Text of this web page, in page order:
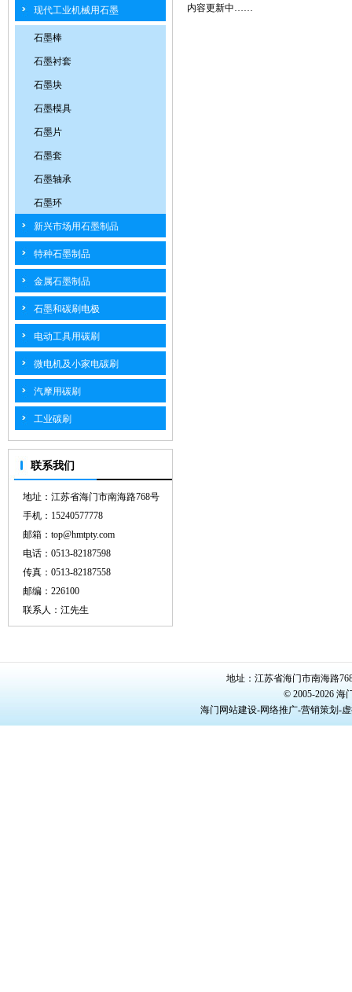
现代工业机械用石墨
石墨棒
石墨衬套
石墨块
石墨模具
石墨片
石墨套
石墨轴承
石墨环
新兴市场用石墨制品
特种石墨制品
金属石墨制品
石墨和碳刷电极
电动工具用碳刷
微电机及小家电碳刷
汽摩用碳刷
工业碳刷
联系我们
地址：江苏省海门市南海路768号
手机：15240577778
邮箱：top@hmtpty.com
电话：0513-82187598
传真：0513-82187558
邮编：226100
联系人：江先生
内容更新中……
地址：江苏省海门市南海路
© 2005-2026
海门网站建设-网络推广-营销策划-